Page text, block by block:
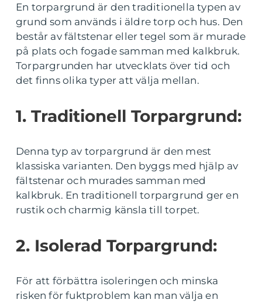
En torpargrund är den traditionella typen av
grund som används i äldre torp och hus. Den
består av fältstenar eller tegel som är murade
på plats och fogade samman med kalkbruk.
Torpargrunden har utvecklats över tid och
det finns olika typer att välja mellan.
1. Traditionell Torpargrund:
Denna typ av torpargrund är den mest
klassiska varianten. Den byggs med hjälp av
fältstenar och murades samman med
kalkbruk. En traditionell torpargrund ger en
rustik och charmig känsla till torpet.
2. Isolerad Torpargrund:
För att förbättra isoleringen och minska
risken för fuktproblem kan man välja en